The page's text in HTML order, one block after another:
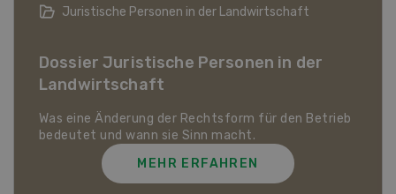
Bio-Artikel
Dossier Bio-Artikel
MEHR ERFAHREN